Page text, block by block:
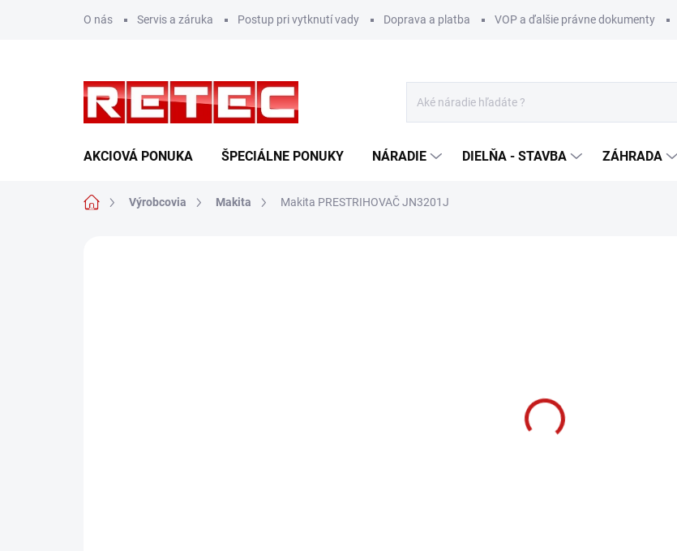
O nás Servis a záruka Postup pri vytknutí vady Doprava a platba VOP a ďalšie právne dokumenty
AKCIOVÁ PONUKA ŠPECIÁLNE PONUKY NÁRADIE DIELŇA - STAVBA ZÁHRADA
DomovVýrobcovia Makita Makita PRESTRIHOVAČ JN3201J